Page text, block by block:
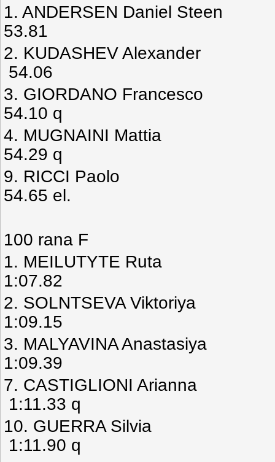
1. ANDERSEN Daniel
53.81
2. KUDASHEV
54.06
3. GIORDANO
54.10 q
4. MUGNAINI
54.29 q
9. RICCI
54.65 el.
100 rana F
1. MEILUTYTE
1:07.82
2. SOLNTSEVA
1:09.15
3. MALYAVINA
1:09.39
7. CASTIGLIONI
1:11.33 q
10. GUERRA
1:11.90 q